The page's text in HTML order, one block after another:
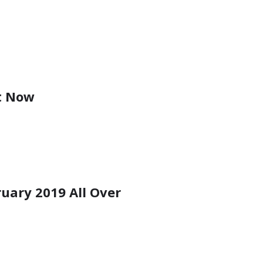
Now
2019 All Over